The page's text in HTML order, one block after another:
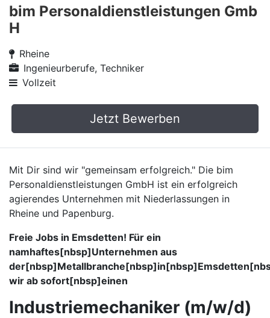
bim Personaldienstleistungen Gmb
H
Rheine
Ingenieurberufe, Techniker
Vollzeit
Jetzt Bewerben
Mit Dir sind wir "gemeinsam erfolgreich." Die bim
Personaldienstleistungen GmbH ist ein erfolgreich
agierendes Unternehmen mit Niederlassungen in
Rheine und Papenburg.
Freie Jobs in Emsdetten! Für ein
namhaftes[nbsp]Unternehmen aus
wir ab sofort[nbsp]einen
Industriemechaniker (m/w/d)